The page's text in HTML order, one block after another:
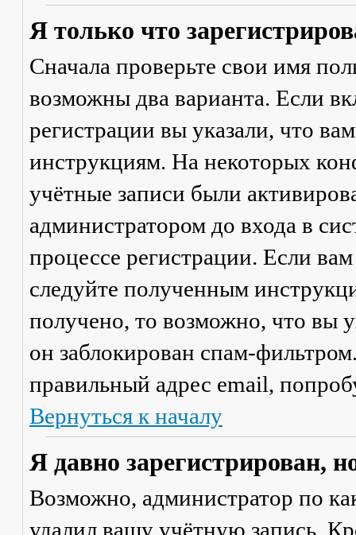
Я только что
Сначала проверьте свои имя
возможны два варианта. Если
регистрации вы указали, что
инструкциям. На некоторых
учётные записи были
администратором до входа в
процессе регистрации. Если
следуйте полученным
получено, то возможно, что вы
он заблокирован спам-
правильный адрес email,
Вернуться к началу
Я давно зарегистрирован,
Возможно, администратор по
удалил вашу учётную запись.